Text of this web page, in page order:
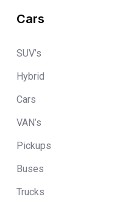
Cars
SUV’s
Hybrid
Cars
VAN’s
Pickups
Buses
Trucks